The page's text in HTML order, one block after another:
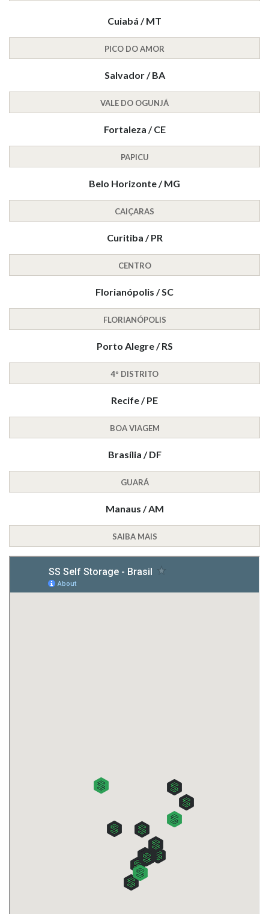
Cuiabá / MT
PICO DO AMOR
Salvador / BA
VALE DO OGUNJÁ
Fortaleza / CE
PAPICU
Belo Horizonte / MG
CAIÇARAS
Curitiba / PR
CENTRO
Florianópolis / SC
FLORIANÓPOLIS
Porto Alegre / RS
4º DISTRITO
Recife / PE
BOA VIAGEM
Brasília / DF
GUARÁ
Manaus / AM
SAIBA MAIS